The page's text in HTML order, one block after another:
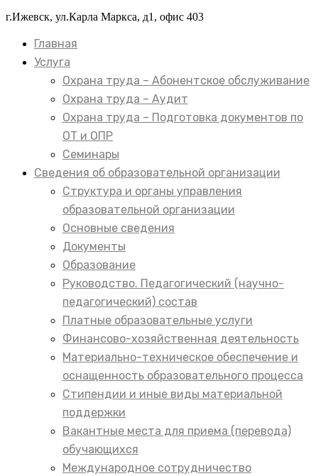
г.Ижевск, ул.Карла Маркса, д1, офис 403
Главная
Услуга
Охрана труда – Абонентское обслуживание
Охрана труда – Аудит
Охрана труда – Подготовка документов по
ОТ и ОПР
Семинары
Сведения об образовательной организации
Структура и органы управления
образовательной организации
Основные сведения
Документы
Образование
Руководство. Педагогический (научно-
педагогический) состав
Платные образовательные услуги
Финансово-хозяйственная деятельность
Материально-техническое обеспечение и
оснащенность образовательного процесса
Стипендии и иные виды материальной
поддержки
Вакантные места для приема (перевода)
обучающихся
Международное сотрудничество